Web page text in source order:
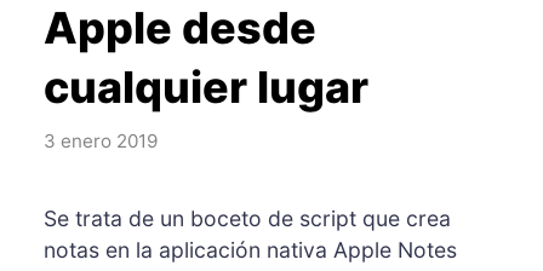
Apple desde
cualquier lugar
3 enero 2019
Se trata de un boceto de script que crea
notas en la aplicación nativa Apple Notes